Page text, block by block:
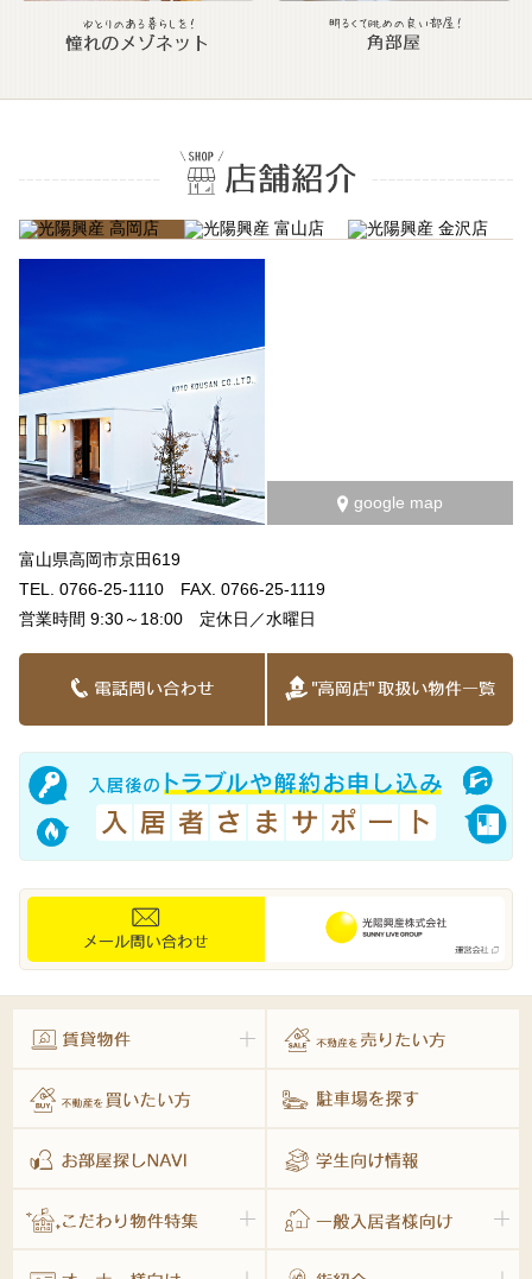
google map
富山県高岡市京田619
TEL. 0766-25-1110 FAX. 0766-25-1119
営業時間 9:30～18:00 定休日／水曜日